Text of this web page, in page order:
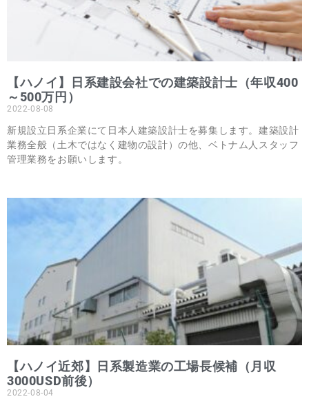
【ハノイ】日系建設会社での建築設計士（年収400
～500万円）
2022-08-08
新規設立日系企業にて日本人建築設計士を募集します。建築設計
業務全般（土木ではなく建物の設計）の他、ベトナム人スタッフ
管理業務をお願いします。
【ハノイ近郊】日系製造業の工場長候補（月収
3000USD前後）
2022-08-04